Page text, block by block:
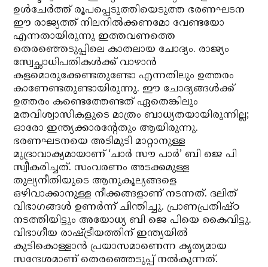
ഉള്‍ചേര്‍ത്ത് രൂപപ്പെടുത്തിയെടുത്ത ഭരണഘടന
ഈ രാജ്യത്ത് നിലനില്‍ക്കണമോ വേണ്ടയോ
എന്നതായിരുന്നു ഇത്തവണത്തെ
തെരഞ്ഞെടുപ്പിലെ കാതലായ ചോദ്യം. രാജ്യം
സ്വേച്ഛാധിപതികള്‍ക്ക് വാഴാന്‍
കളമൊരുക്കേണ്ടതുണ്ടോ എന്നതിലും ഉത്തരം
കാണേണ്ടതുണ്ടായിരുന്നു. ഈ ചോദ്യങ്ങള്‍ക്ക്
ഉത്തരം കണ്ടെത്തേണ്ടത് ഏതെങ്കിലും
മതവിശ്വാസികളുടെ മാത്രം ബാധ്യതയായിരുന്നില്ല;
ഓരോ ഇന്ത്യക്കാരന്റേതും ആയിരുന്നു.
ഭരണഘടനയെ അടിമുടി മാറ്റാനുള്ള
മുദ്രാവാക്യമായാണ് ‘ചാര്‍ സൗ പാര്‍’ ബി ജെ പി
സ്വീകരിച്ചത്. സംവരണം അടക്കമുള്ള
തുല്യനീതിയുടെ ആനുകൂല്യങ്ങളെ
ഒഴിവാക്കാനുള്ള നീക്കങ്ങളാണ് നടന്നത്. ദലിത്
വിഭാഗങ്ങള്‍ ഉണര്‍ന്ന് ചിന്തിച്ചു. പ്രാണപ്രതിഷ്ഠ
നടത്തിയിട്ടും അയോധ്യ ബി ജെ പിയെ കൈവിട്ടു.
വിഭാഗീയ രാഷ്ട്രീയത്തിന് ഇന്ത്യയില്‍
കുടികൊള്ളാന്‍ പ്രയാസമാണെന്ന കൃത്യമായ
സന്ദേശമാണ് തെരഞ്ഞെടുപ്പ് നല്‍കുന്നത്.